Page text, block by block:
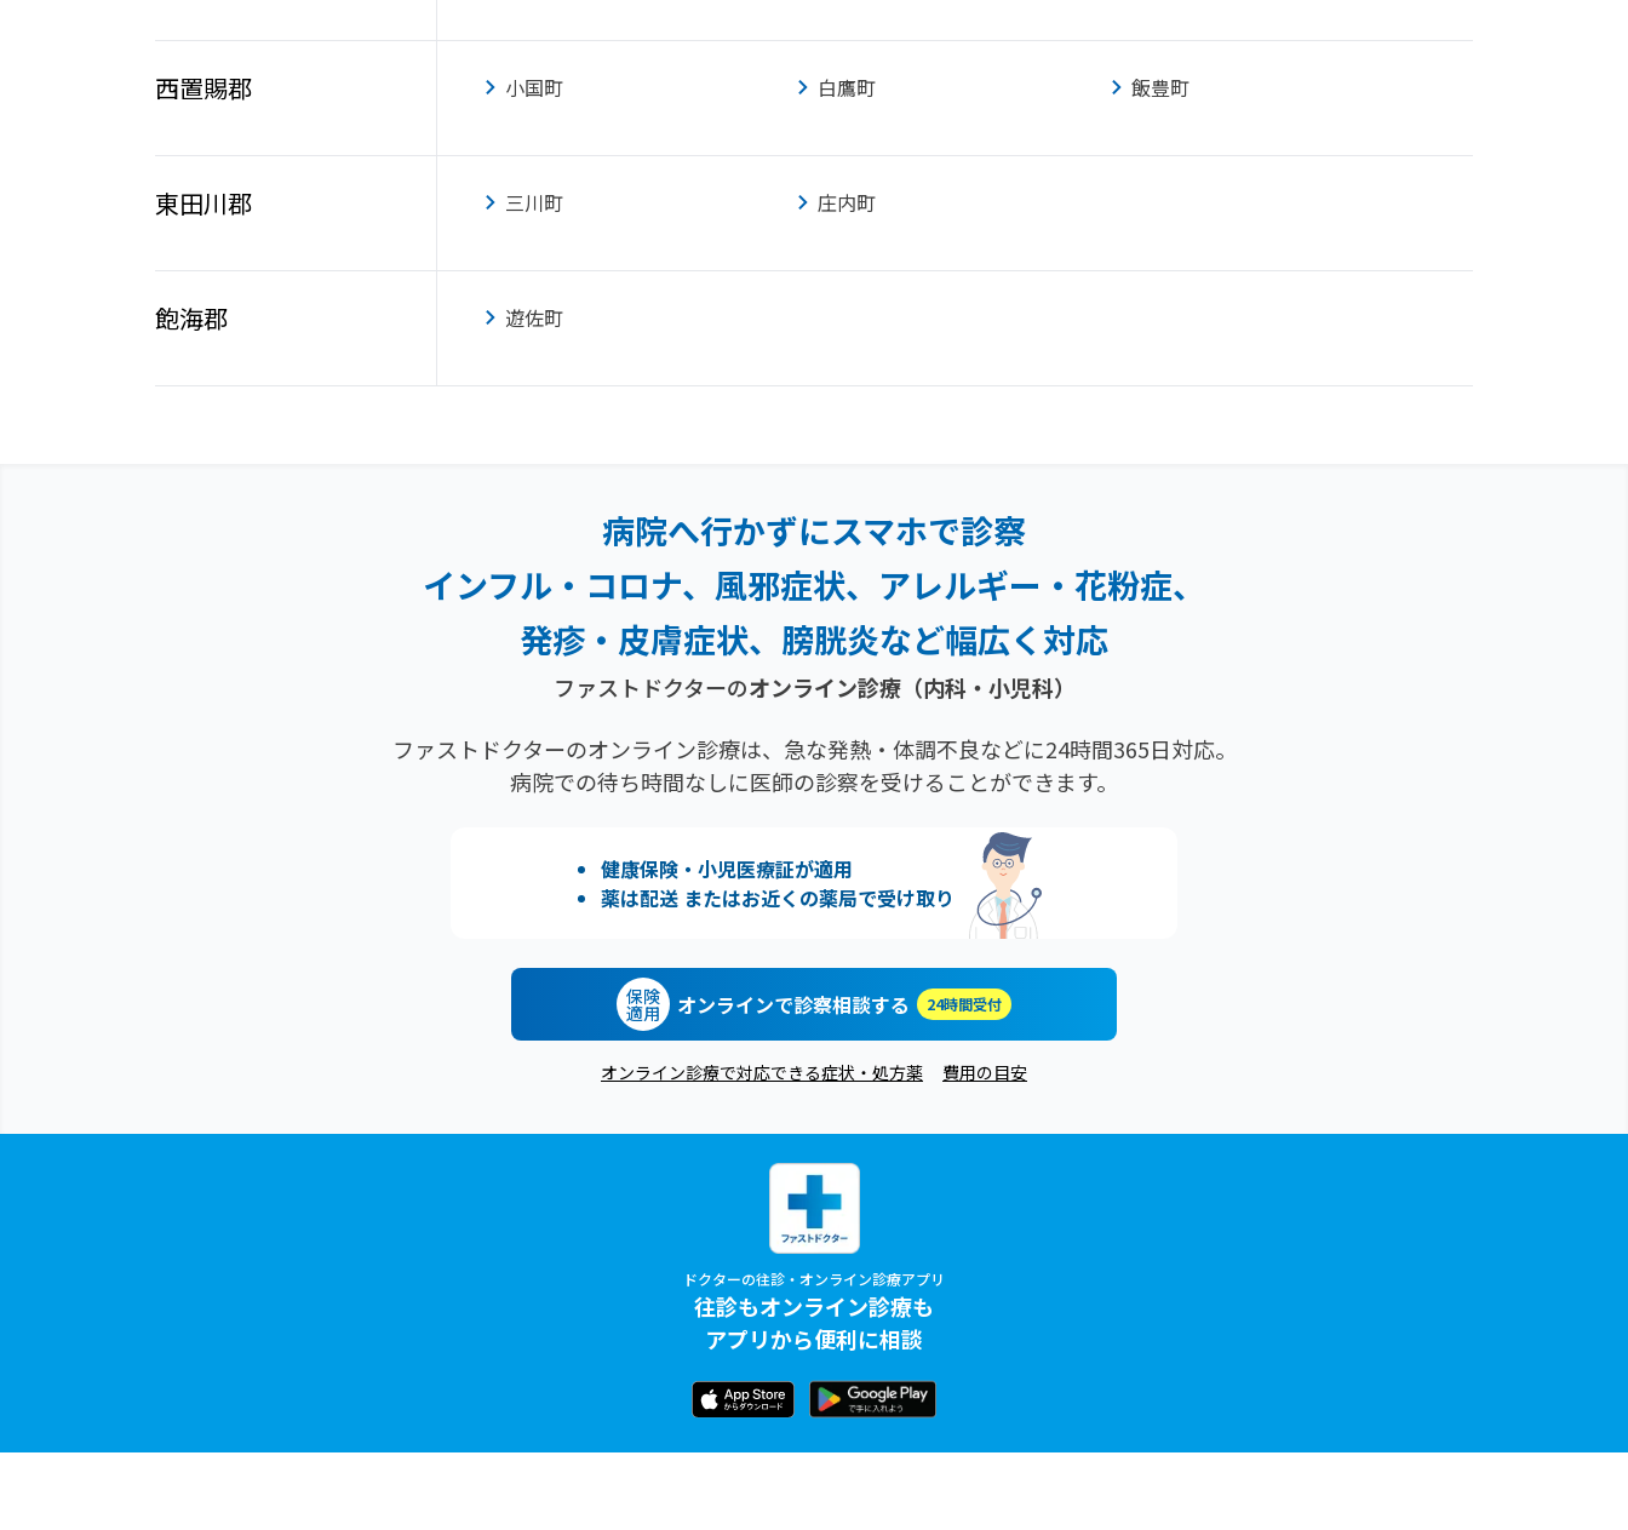
西置賜郡 小国町 白鷹町 飯豊町
東田川郡 三川町 庄内町
飽海郡 遊佐町
病院へ行かずにスマホで診察
インフル・コロナ、風邪症状、 アレルギー・花粉症、
発疹・ 皮膚症状、膀胱炎など幅広く対応
ファストドクターのオンライン診療（内科・小児科）
ファストドクターのオンライン診療は、急な発熱・体調不良などに24時間365日対応。
病院での待ち時間なしに医師の診察を受けることができます。
健康保険・小児医療証が適用
薬は配送 またはお近くの薬局で受け取り
保険
適用 オンラインで診察相談する 24時間受付
オンライン診療で対応できる症状・処方薬 費用の目安
ドクターの往診・オンライン診療アプリ
往診もオンライン診療も
アプリから便利に相談